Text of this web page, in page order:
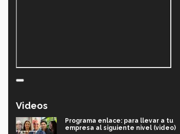
Videos
Programa enlace: para llevar a tu
empresa al siguiente nivel (video)